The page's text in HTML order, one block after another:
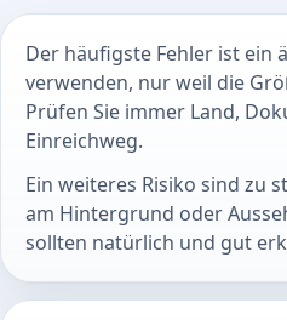
Der häufigste Fehler ist ein
verwenden, nur weil die
Prüfen Sie immer Land,
Einreichweg.
Ein weiteres Risiko sind zu
am Hintergrund oder
sollten natürlich und gut